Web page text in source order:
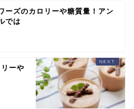
ーズのカロリーや糖質量！アン
では
ーや